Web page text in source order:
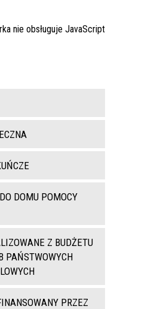
nie obsługuje JavaScript
DOMU POMOCY
Z BUDŻETU
PAŃSTWOWYCH
PRZEZ